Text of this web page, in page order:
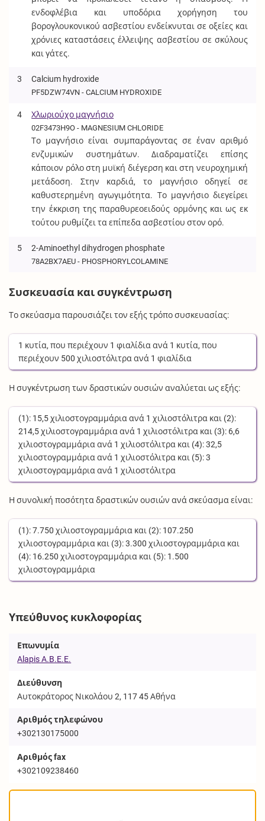
ενδοφλέβια και υποδόρια χορήγηση του
βορογλουκονικού ασβεστίου ενδείκνυται σε οξείες και
χρόνιες καταστάσεις έλλειψης ασβεστίου σε σκύλους
και γάτες.
3 Calcium hydroxide
PF5DZW74VN - CALCIUM HYDROXIDE
4 Χλωριούχο μαγνήσιο
02F3473H9O - MAGNESIUM CHLORIDE
Το μαγνήσιο είναι συμπαράγοντας σε έναν αριθμό
ενζυμικών συστημάτων. Διαδραματίζει επίσης
κάποιον ρόλο στη μυϊκή διέγερση και στη νευροχημική
μετάδοση. Στην καρδιά, το μαγνήσιο οδηγεί σε
καθυστερημένη αγωγιμότητα. Το μαγνήσιο διεγείρει
την έκκριση της παραθυρεοειδούς ορμόνης και ως εκ
τούτου ρυθμίζει τα επίπεδα ασβεστίου στον ορό.
5 2-Aminoethyl dihydrogen phosphate
78A2BX7AEU - PHOSPHORYLCOLAMINE
Συσκευασία και συγκέντρωση
Το σκεύασμα παρουσιάζει τον εξής τρόπο συσκευασίας:
1 κυτία, που περιέχουν 1 φιαλίδιαανά 1 κυτία, που
περιέχουν 500 χιλιοστόλιτραανά 1 φιαλίδια
Η συγκέντρωση των δραστικών ουσιών αναλύεται ως εξής:
(1): 15,5χιλιοστογραμμάριαανά 1 χιλιοστόλιτρα και (2):
214,5χιλιοστογραμμάριαανά 1 χιλιοστόλιτρα και (3): 6,6
χιλιοστογραμμάριαανά 1 χιλιοστόλιτρα και (4):32,5
χιλιοστογραμμάριαανά 1 χιλιοστόλιτρα και (5):3
χιλιοστογραμμάριαανά 1 χιλιοστόλιτρα
Η συνολική ποσότητα δραστικών ουσιών ανά σκεύασμα είναι:
(1):7.750 χιλιοστογραμμάρια και (2): 107.250
χιλιοστογραμμάρια και (3):3.300 χιλιοστογραμμάρια και
(4): 16.250 χιλιοστογραμμάρια και (5): 1.500
χιλιοστογραμμάρια
Υπεύθυνος κυκλοφορίας
Επωνυμία
Alapis A.B.E.E.
Διεύθυνση
Αυτοκράτορος Νικολάου 2, 117 45 Αθήνα
Αριθμός τηλεφώνου
+302130175000
Αριθμός fax
+302109238460